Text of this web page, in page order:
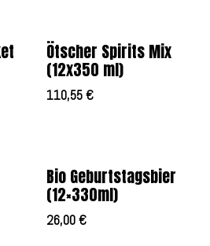
Ötscher Spirits Mix
(12x350 ml)
110,55€
Bio Geburtstagsbier
(12×330ml)
26,00€